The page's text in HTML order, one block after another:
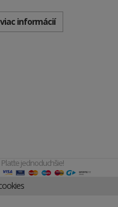
viac informácií
Plaťte jednoduchšie!